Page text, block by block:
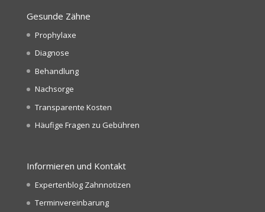
Gesunde Zähne
Prophylaxe
Diagnose
Behandlung
Nachsorge
Transparente Kosten
Häufige Fragen zu Gebühren
Informieren und Kontakt
Expertenblog Zahnnotizen
Terminvereinbarung